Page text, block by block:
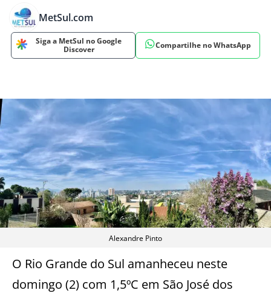
MetSul.com
Siga a MetSul no Google
Discover
Compartilhe no WhatsApp
Alexandre Pinto
O Rio Grande do Sul amanheceu neste
domingo (2) com 1,5ºC em São José dos